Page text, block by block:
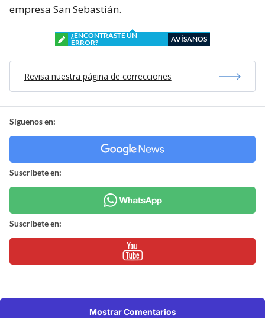
empresa San Sebastián.
¿ENCONTRASTE UN
ERROR?
AVÍSANOS
Revisa nuestra página de correcciones
Síguenos en:
Suscríbete en:
Suscríbete en:
Mostrar Comentarios